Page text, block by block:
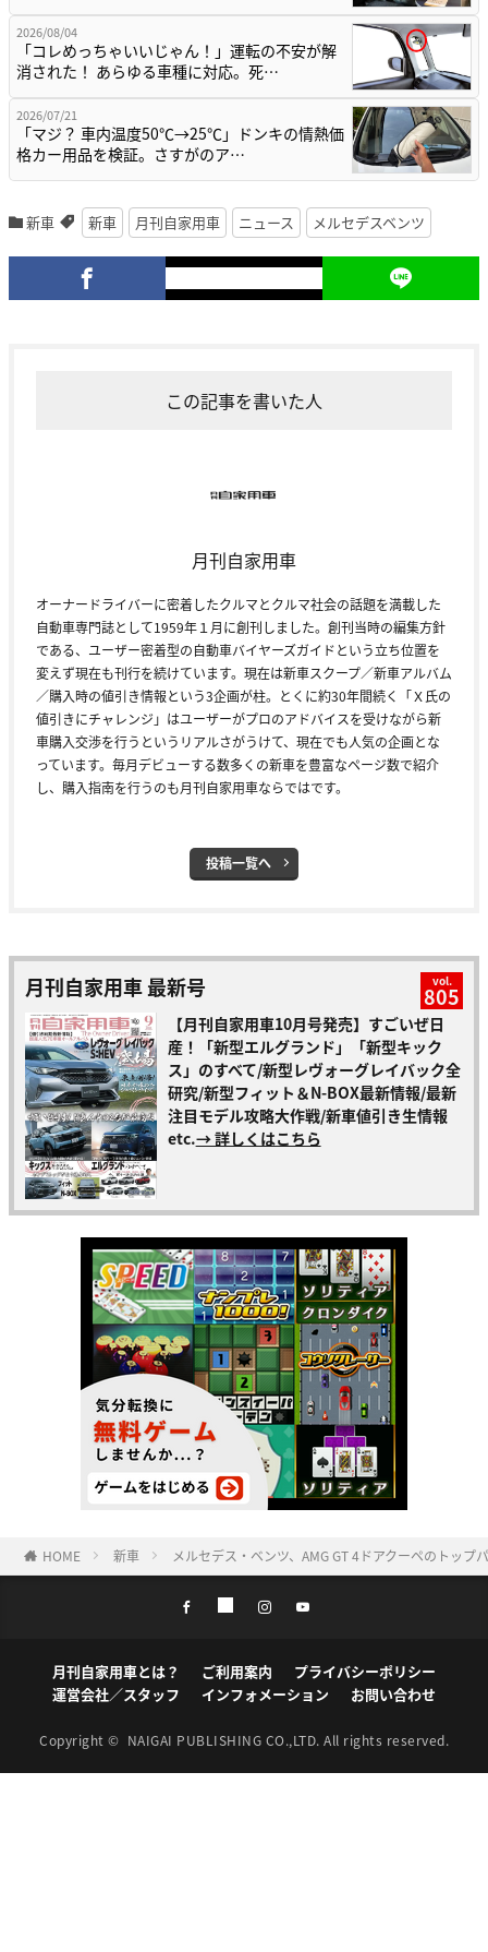
2026/08/04
「コレめっちゃいいじゃん！」運転の不安が解
消された！ あらゆる車種に対応。死…
2026/07/21
「マジ？ 車内温度50℃→25℃」ドンキの情熱価
格カー用品を検証。さすがのア…
新車 新車 月刊自家用車 ニュース メルセデスベンツ
この記事を書いた人
月刊自家用車
オーナードライバーに密着したクルマとクルマ社会の話題を満載した
自動車専門誌として1959年１月に創刊しました。創刊当時の編集方針
である、ユーザー密着型の自動車バイヤーズガイドという立ち位置を
変えず現在も刊行を続けています。現在は新車スクープ／新車アルバム
／購入時の値引き情報という3企画が柱。とくに約30年間続く「Ｘ氏の
値引きにチャレンジ」はユーザーがプロのアドバイスを受けながら新
車購入交渉を行うというリアルさがうけて、現在でも人気の企画とな
っています。毎月デビューする数多くの新車を豊富なページ数で紹介
し、購入指南を行うのも月刊自家用車ならではです。
投稿一覧へ
月刊自家用車 最新号 vol.
805
【月刊自家用車10月号発売】すごいぜ日
産！「新型エルグランド」「新型キック
ス」のすべて/新型レヴォーグレイバック全
研究/新型フィット＆N-BOX最新情報/最新
注目モデル攻略大作戦/新車値引き生情報
etc.→ 詳しくはこちら
HOME 新車 メルセデス・ベンツ、AMG GT 4ドアクーペのトップ
月刊自家用車とは？ ご利用案内
プライバシーポリシー
運営会社／スタッフ
インフォメーション お問い合わせ
Copyright © NAIGAI PUBLISHING CO.,LTD. All rights reserved.